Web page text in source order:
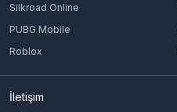
Silkroad Online
PUBG Mobile
Roblox
İletişim